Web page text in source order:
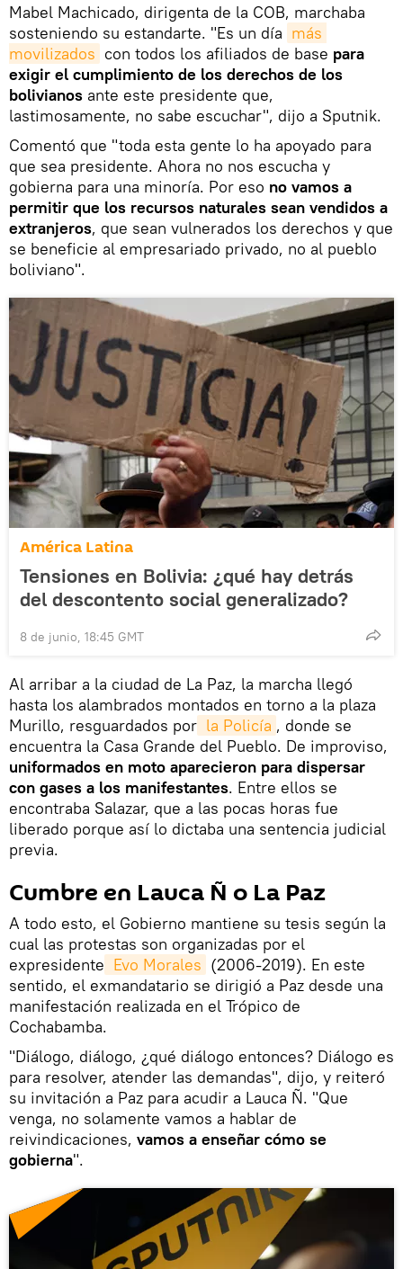
Mabel Machicado, dirigenta de la COB, marchaba
sosteniendo su estandarte. "Es un día más
movilizados con todos los afiliados de base para
exigir el cumplimiento de los derechos de los
bolivianos ante este presidente que,
lastimosamente, no sabe escuchar", dijo a Sputnik.
Comentó que "toda esta gente lo ha apoyado para
que sea presidente. Ahora no nos escucha y
gobierna para una minoría. Por eso no vamos a
permitir que los recursos naturales sean vendidos a
extranjeros, que sean vulnerados los derechos y que
se beneficie al empresariado privado, no al pueblo
boliviano".
América Latina
Tensiones en Bolivia: ¿qué hay detrás
del descontento social generalizado?
8 de junio, 18:45 GMT
Al arribar a la ciudad de La Paz, la marcha llegó
hasta los alambrados montados en torno a la plaza
Murillo, resguardados por la Policía , donde se
encuentra la Casa Grande del Pueblo. De improviso,
uniformados en moto aparecieron para dispersar
con gases a los manifestantes. Entre ellos se
encontraba Salazar, que a las pocas horas fue
liberado porque así lo dictaba una sentencia judicial
previa.
Cumbre en Lauca Ñ o La Paz
A todo esto, el Gobierno mantiene su tesis según la
cual las protestas son organizadas por el
expresidente Evo Morales (2006-2019). En este
sentido, el exmandatario se dirigió a Paz desde una
manifestación realizada en el Trópico de
Cochabamba.
"Diálogo, diálogo, ¿qué diálogo entonces? Diálogo es
para resolver, atender las demandas", dijo, y reiteró
su invitación a Paz para acudir a Lauca Ñ. "Que
venga, no solamente vamos a hablar de
reivindicaciones, vamos a enseñar cómo se
gobierna".